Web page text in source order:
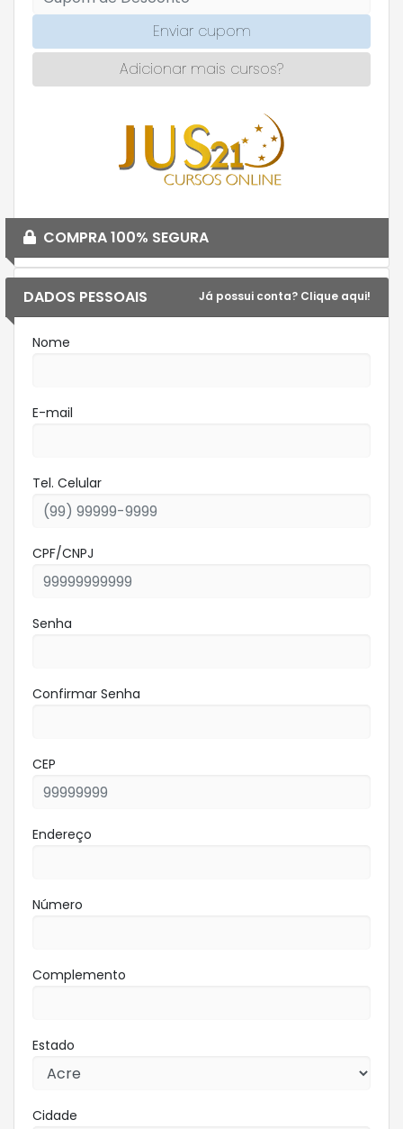
DADOS PESSOAIS Já possui conta? Clique aqui!
Nome
E-mail
Tel. Celular
CPF/CNPJ
Senha
Confirmar Senha
CEP
Endereço
Número
Complemento
Estado
Cidade
Enviar cupom
Adicionar mais cursos?
COMPRA 100% SEGURA